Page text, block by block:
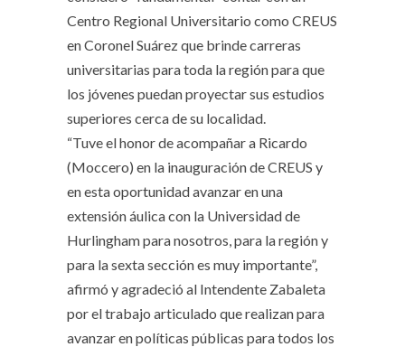
Centro Regional Universitario como CREUS
en Coronel Suárez que brinde carreras
universitarias para toda la región para que
los jóvenes puedan proyectar sus estudios
superiores cerca de su localidad.
“Tuve el honor de acompañar a Ricardo
(Moccero) en la inauguración de CREUS y
en esta oportunidad avanzar en una
extensión áulica con la Universidad de
Hurlingham para nosotros, para la región y
para la sexta sección es muy importante”,
afirmó y agradeció al Intendente Zabaleta
por el trabajo articulado que realizan para
avanzar en políticas públicas para todos los